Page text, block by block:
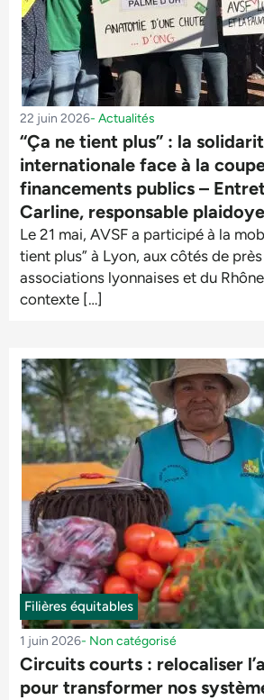
22 juin 2026- Actualités
“Ça ne tient plus” : la
internationale face à la
financements publics –
Carline, responsable
Le 21 mai, AVSF a participé à la
tient plus” à Lyon, aux côtés de
associations lyonnaises et du
contexte […]
Filières équitables
1 juin 2026- Non catégorisé
Circuits courts : relocaliser
pour transformer nos